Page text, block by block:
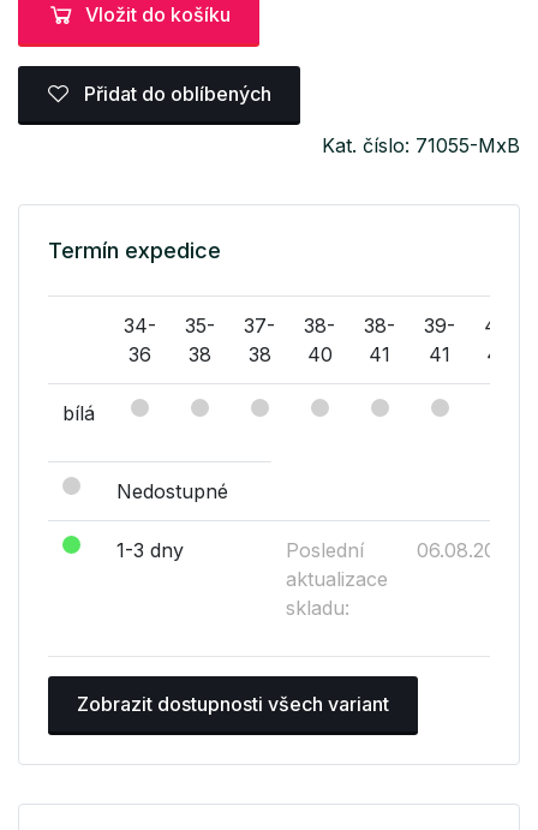
Vložit do košíku
Přidat do oblíbených
Kat. číslo: 71055-MxB
Termín expedice
34-
36
35-
38
37-
38
38-
40
38-
41
39-
41
41-
44
bílá
Nedostupné
1-3 dny
Poslední
aktualizace
skladu:
06.08.2026
Zobrazit dostupnosti všech variant